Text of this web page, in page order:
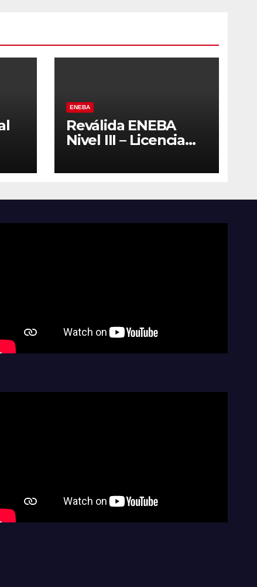
ENEBA
Reválida ENEBA
Nivel III – Licencia